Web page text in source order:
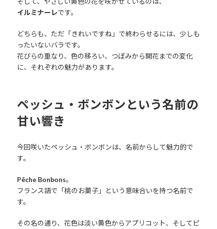
イルミナーレです。
どちらも、ただ「きれいですね」で終わらせるには、少しも
ったいないバラです。
花びらの重なり、色の移ろい、つぼみから開花までの変化
に、それぞれの魅力があります。
ペッシュ・ボンボンという名前の
甘い響き
今回咲いたペッシュ・ボンボンは、名前からして魅力的で
す。
Pêche Bonbons。
フランス語で「桃のお菓子」という意味合いを持つ名前で
す。
その名の通り、花色は淡い黄色からアプリコット、そしてピ